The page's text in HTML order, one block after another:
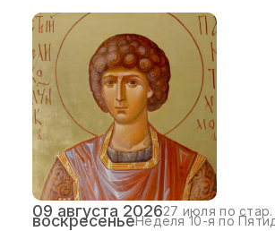
09 августа 202627 июля по стар.
воскресеньеНеделя 10-я по